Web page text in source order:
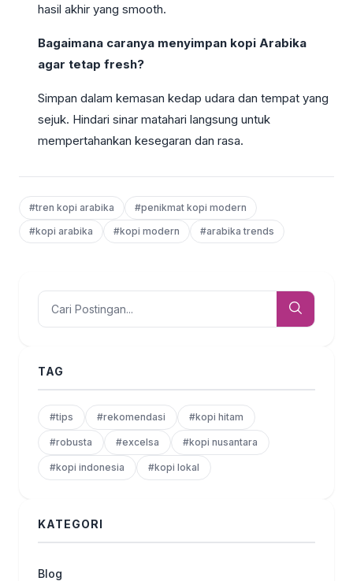
hasil akhir yang smooth.
Bagaimana caranya menyimpan kopi Arabika
agar tetap fresh?
Simpan dalam kemasan kedap udara dan tempat yang
sejuk. Hindari sinar matahari langsung untuk
mempertahankan kesegaran dan rasa.
#tren kopi arabika
#penikmat kopi modern
#kopi arabika
#kopi modern #arabika trends
TAG
#tips #rekomendasi #kopi hitam
#robusta #excelsa #kopi nusantara
#kopi indonesia #kopi lokal
KATEGORI
Blog